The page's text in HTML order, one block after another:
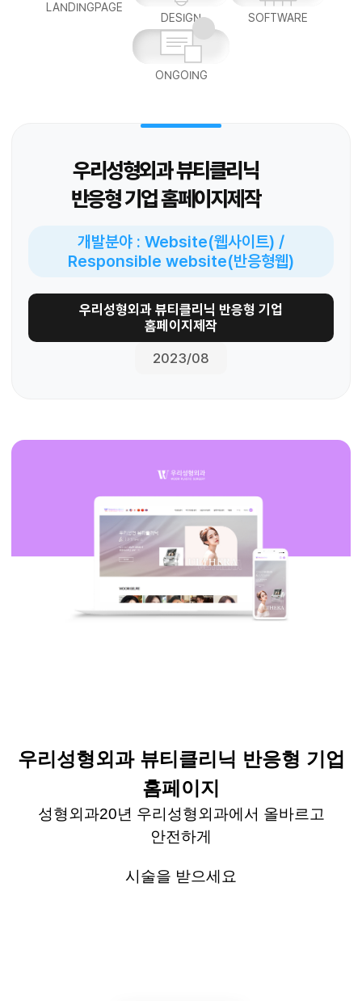
LANDINGPAGE
DESIGN
SOFTWARE
ONGOING
우리성형외과 뷰티클리닉
반응형 기업 홈페이지제작
개발분야 : Website(웹사이트) /
Responsible website(반응형웹)
우리성형외과 뷰티클리닉 반응형 기업
홈페이지제작
2023/08
우리성형외과 뷰티클리닉 반응형 기업
홈페이지
성형외과20년 우리성형외과에서 올바르고
안전하게
시술을 받으세요